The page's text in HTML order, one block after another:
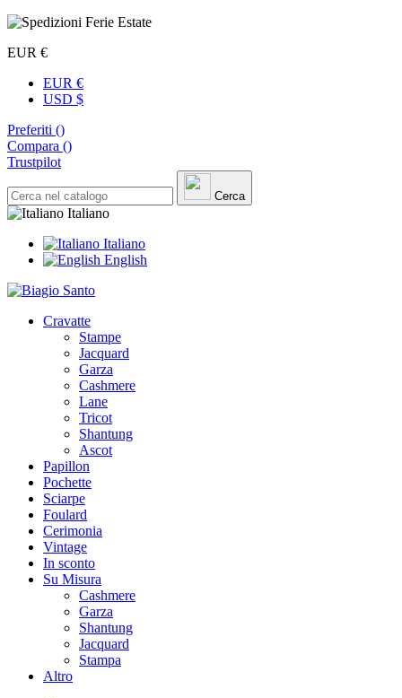
EUR €
EUR €
USD $
Preferiti ()
Compara ()
Trustpilot
Cerca
Italiano
Italiano
English
Cravatte
Stampe
Jacquard
Garza
Cashmere
Lane
Tricot
Shantung
Ascot
Papillon
Pochette
Sciarpe
Foulard
Cerimonia
Vintage
In sconto
Su Misura
Cashmere
Garza
Shantung
Jacquard
Stampa
Altro